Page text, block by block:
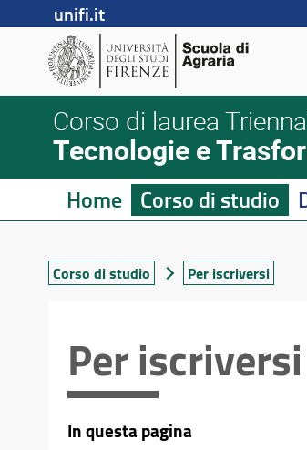
unifi.it
Corso di laurea
Tecnologie e
Home Corso di studio
Corso di studio Per iscriversi
Per iscriversi
In questa pagina